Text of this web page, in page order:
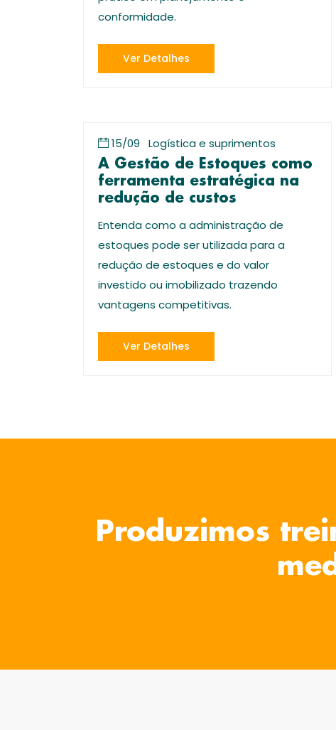
conformidade.
Ver Detalhes
15/09 Logística e suprimentos
A Gestão de Estoques como
ferramenta estratégica na
redução de custos
Entenda como a administração de
estoques pode ser utilizada para a
redução de estoques e do valor
investido ou imobilizado trazendo
vantagens competitivas.
Ver Detalhes
Produzimos